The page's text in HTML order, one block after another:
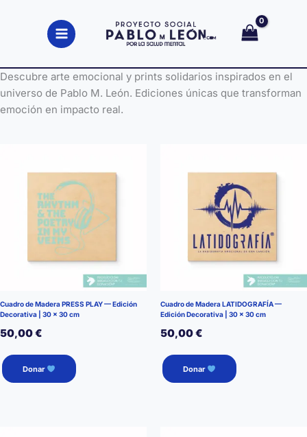
contenido
Descubre arte emocional y prints solidarios inspirados en el
universo de Pablo M. León. Ediciones únicas que transforman
emoción en impacto real.
Cuadro de Madera PRESS PLAY — Edición
Decorativa | 30 × 30 cm
50,00€
Donar
Cuadro de Madera LATIDOGRAFÍA —
Edición Decorativa | 30 × 30 cm
50,00€
Donar